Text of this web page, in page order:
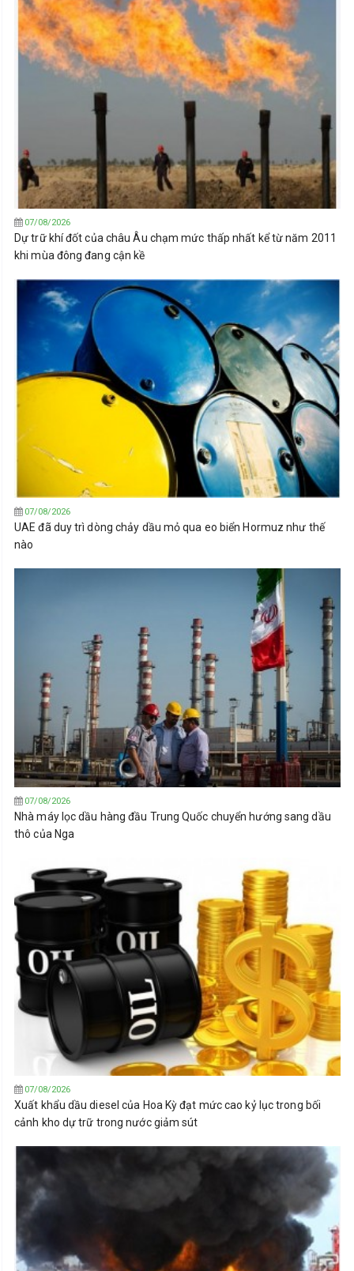
07/08/2026
Dự trữ khí đốt của châu Âu chạm mức thấp nhất kể từ năm 2011
khi mùa đông đang cận kề
07/08/2026
UAE đã duy trì dòng chảy dầu mỏ qua eo biển Hormuz như thế
nào
07/08/2026
Nhà máy lọc dầu hàng đầu Trung Quốc chuyển hướng sang dầu
thô của Nga
07/08/2026
Xuất khẩu dầu diesel của Hoa Kỳ đạt mức cao kỷ lục trong bối
cảnh kho dự trữ trong nước giảm sút